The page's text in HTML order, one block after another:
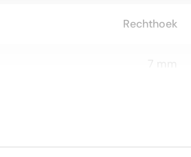
Rechthoek
Glans